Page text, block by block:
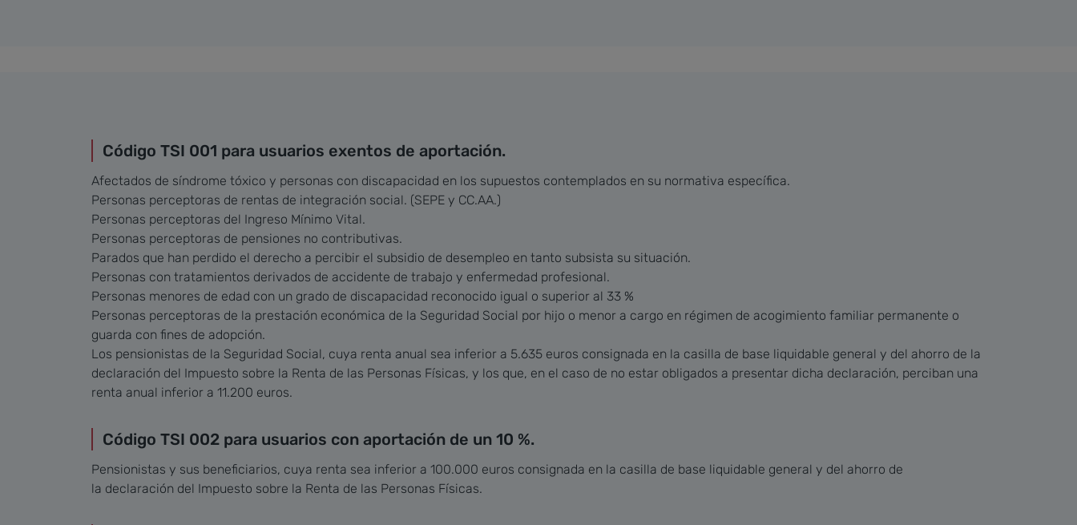
Código TSI 001 para usuarios exentos de aportación.
Afectados de síndrome tóxico y personas con discapacidad en los supuestos contemplados en su normativa específica.
Personas perceptoras de rentas de integración social. (SEPE y CC.AA.)
Personas perceptoras del Ingreso Mínimo Vital.
Personas perceptoras de pensiones no contributivas.
Parados que han perdido el derecho a percibir el subsidio de desempleo en tanto subsista su situación.
Personas con tratamientos derivados de accidente de trabajo y enfermedad profesional.
​​​​​​Personas menores de edad con un grado de discapacidad reconocido igual o superior al 33 %
Personas perceptoras de la prestación económica de la Seguridad Social por hijo o menor a cargo en régimen de acogimiento familiar permanente o
guarda con fines de adopción.
Los pensionistas de la Seguridad Social, cuya renta anual sea inferior a 5.635 euros consignada en la casilla de base liquidable general y del ahorro de la
declaración del Impuesto sobre la Renta de las Personas Físicas, y los que, en el caso de no estar obligados a presentar dicha declaración, perciban una
renta anual inferior a 11.200 euros.
Código TSI 002 para usuarios con aportación de un 10 %.
Pensionistas y sus beneficiarios, cuya renta sea inferior a 100.000 euros consignada en la casilla de base liquidable general y del ahorro de
la declaración del Impuesto sobre la Renta de las Personas Físicas.